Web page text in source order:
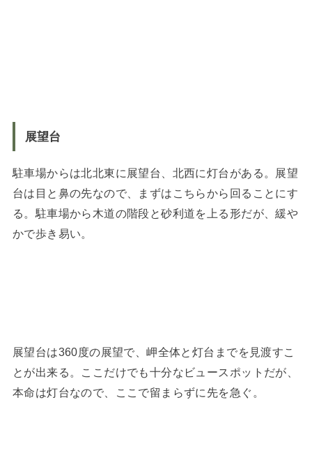
展望台
駐車場からは北北東に展望台、北西に灯台がある。展望
台は目と鼻の先なので、まずはこちらから回ることにす
る。駐車場から木道の階段と砂利道を上る形だが、緩や
かで歩き易い。
展望台は360度の展望で、岬全体と灯台までを見渡すこ
とが出来る。ここだけでも十分なビュースポットだが、
本命は灯台なので、ここで留まらずに先を急ぐ。